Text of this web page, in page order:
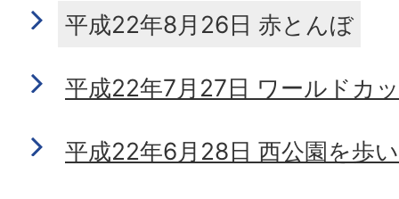
平成22年8月26日 赤とんぼ
平成22年7月27日 ワールドカ
平成22年6月28日 西公園を歩